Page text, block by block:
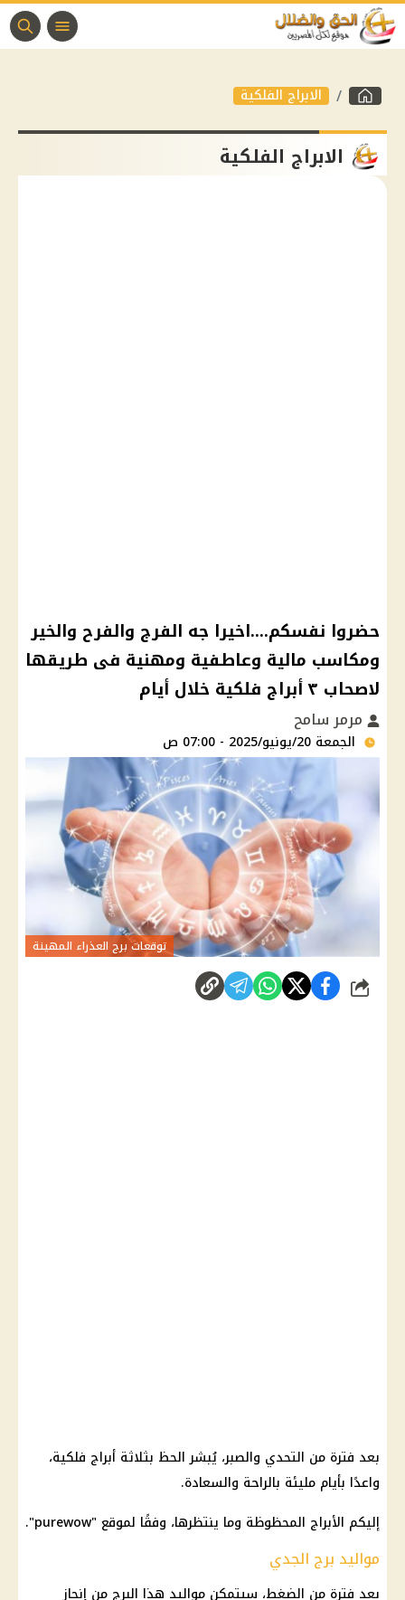
الابراج الفلكية
الابراج الفلكية
حضروا نفسكم....اخيرا جه الفرج والفرح والخير
ومكاسب مالية وعاطفية ومهنية فى طريقها
لاصحاب ٣ أبراج فلكية خلال أيام
مرمر سامح
الجمعة 20/يونيو/2025 - 07:00 ص
توقعات برج العذراء المهينة
شارك
بعد فترة من التحدي والصبر، يُبشر الحظ بثلاثة أبراج فلكية،
واعدًا بأيام مليئة بالراحة والسعادة.
إليكم الأبراج المحظوظة وما ينتظرها، وفقًا لموقع "purewow".
مواليد برج الجدي
بعد فترة من الضغط، سيتمكن مواليد هذا البرج من إنجاز